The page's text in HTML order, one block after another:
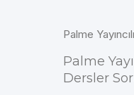
Palme
Palme
Dersler